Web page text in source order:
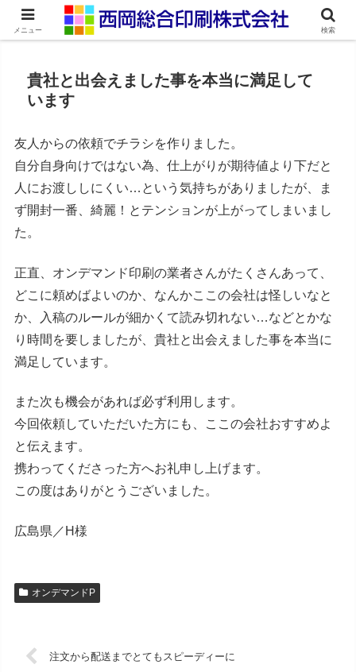
ネット印刷通販・オンデマンド印刷
貴社と出会えました事を本当に満足して
います
友人からの依頼でチラシを作りました。
自分自身向けではない為、仕上がりが期待値より下だと
人にお渡ししにくい…という気持ちがありましたが、ま
ず開封一番、綺麗！とテンションが上がってしまいまし
た。
正直、オンデマンド印刷の業者さんがたくさんあって、
どこに頼めばよいのか、なんかここの会社は怪しいなと
か、入稿のルールが細かくて読み切れない…などとかな
り時間を要しましたが、貴社と出会えました事を本当に
満足しています。
また次も機会があれば必ず利用します。
今回依頼していただいた方にも、ここの会社おすすめよ
と伝えます。
携わってくださった方へお礼申し上げます。
この度はありがとうございました。
広島県／H様
オンデマンドP
注文から配送までとてもスピーディーに
メニュー 検索